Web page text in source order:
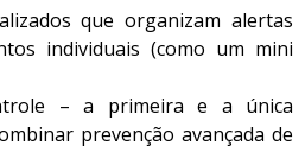
que organizam alertas
individuais (como um mini
– a primeira e a única
prevenção avançada de